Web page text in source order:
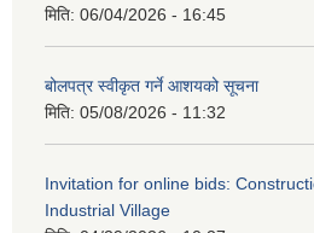
मिति: 06/04/2026 - 16:45
बोलपत्र स्वीकृत गर्ने आशयको सूचना
मिति: 05/08/2026 - 11:32
Invitation for online bids:
Industrial Village